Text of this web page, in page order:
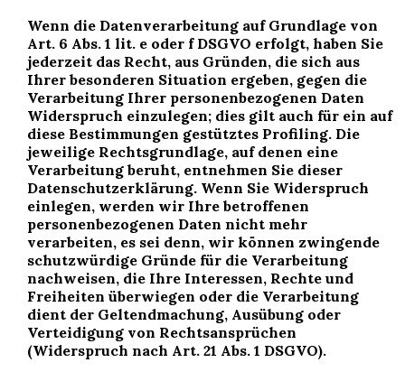
Wenn die Datenverarbeitung auf Grundlage von
Art. 6 Abs. 1 lit. e oder f DSGVO erfolgt, haben Sie
jederzeit das Recht, aus Gründen, die sich aus
Ihrer besonderen Situation ergeben, gegen die
Verarbeitung Ihrer personenbezogenen Daten
Widerspruch einzulegen; dies gilt auch für ein auf
diese Bestimmungen gestütztes Profiling. Die
jeweilige Rechtsgrundlage, auf denen eine
Verarbeitung beruht, entnehmen Sie dieser
Datenschutzerklärung. Wenn Sie Widerspruch
einlegen, werden wir Ihre betroffenen
personenbezogenen Daten nicht mehr
verarbeiten, es sei denn, wir können zwingende
schutzwürdige Gründe für die Verarbeitung
nachweisen, die Ihre Interessen, Rechte und
Freiheiten überwiegen oder die Verarbeitung
dient der Geltendmachung, Ausübung oder
Verteidigung von Rechtsansprüchen
(Widerspruch nach Art. 21 Abs. 1 DSGVO).